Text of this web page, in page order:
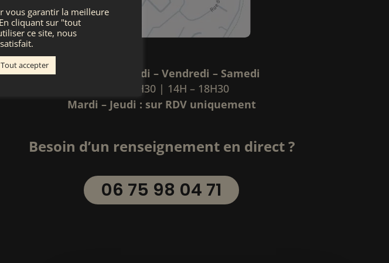
Ouvert Mercredi – Vendredi – Samedi
10H – 12H30 | 14H – 18H30
Mardi – Jeudi : sur RDV uniquement
Besoin d’un renseignement en direct ?
06 75 98 04 71
vous garantir la meilleure
cliquant sur "tout
ce site, nous
Tout accepter